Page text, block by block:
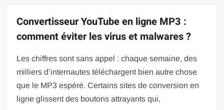
Convertisseur YouTube en ligne MP3 :
comment éviter les virus et malwares ?
Les chiffres sont sans appel : chaque semaine, des
milliers d’internautes téléchargent bien autre chose
que le MP3 espéré. Certains sites de conversion en
ligne glissent des boutons attrayants qui,